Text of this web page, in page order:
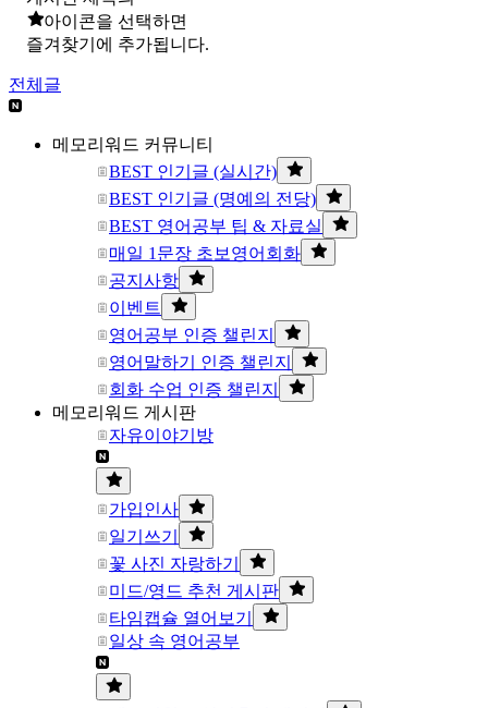
아이콘을 선택하면
즐겨찾기에 추가됩니다.
전체글
메모리워드 커뮤니티
BEST 인기글 (실시간)
BEST 인기글 (명예의 전당)
BEST 영어공부 팁 & 자료실
매일 1문장 초보영어회화
공지사항
이벤트
영어공부 인증 챌린지
영어말하기 인증 챌린지
회화 수업 인증 챌린지
메모리워드 게시판
자유이야기방
가입인사
일기쓰기
꽃 사진 자랑하기
미드/영드 추천 게시판
타임캡슐 열어보기
일상 속 영어공부